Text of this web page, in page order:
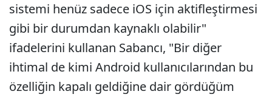
sistemi henüz sadece iOS için aktifleştirmesi
gibi bir durumdan kaynaklı olabilir"
ifadelerini kullanan Sabancı, "Bir diğer
ihtimal de kimi Android kullanıcılarından bu
özelliğin kapalı geldiğine dair gördüğüm